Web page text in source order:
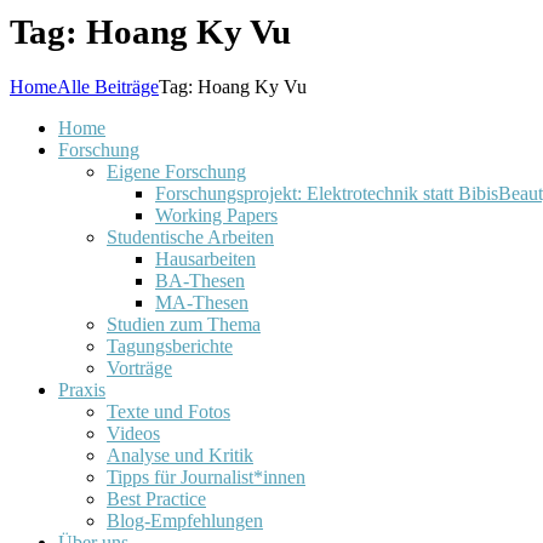
Tag: Hoang Ky Vu
HomeAlle BeiträgeTag: Hoang Ky Vu
Home
Forschung
Eigene Forschung
Forschungsprojekt: Elektrotechnik statt
Working Papers
Studentische Arbeiten
Hausarbeiten
BA-Thesen
MA-Thesen
Studien zum Thema
Tagungsberichte
Vorträge
Praxis
Texte und Fotos
Videos
Analyse und Kritik
Tipps für Journalist*innen
Best Practice
Blog-Empfehlungen